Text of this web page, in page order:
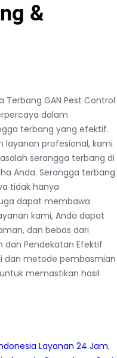
&
Terbang GAN Pest Control
dalam
terbang yang efektif.
layanan profesional, kami
serangga terbang di
Anda. Serangga terbang
tidak hanya
dapat membawa
kami, Anda dapat
dan bebas dari
dan Pendekatan Efektif
dan metode pembasmian
memastikan hasil
Layanan 24 Jam,